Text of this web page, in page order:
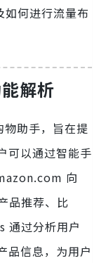
何进行流量布
解析
助手，旨在提
可以通过智能手
向
品推荐、比
通过分析用户
品信息，为用户